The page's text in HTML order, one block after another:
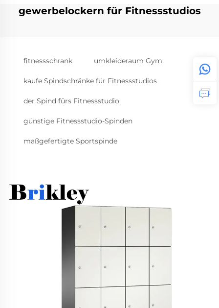
gewerbelockern für Fitnessstudios
fitnessschrank umkleideraum Gym
kaufe Spindschränke für Fitnessstudios
der Spind fürs Fitnessstudio
günstige Fitnessstudio-Spinden
maßgefertigte Sportspinde